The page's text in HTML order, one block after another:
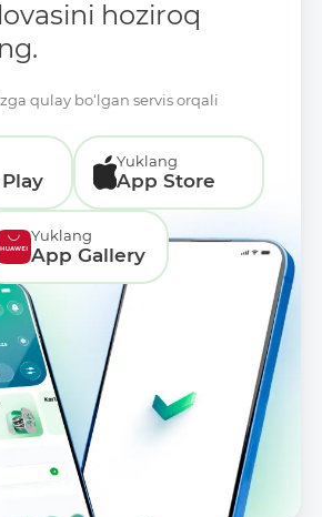
open_data/rates/json/
open_data/rates/xml/
open_data/rates/csv/
CSV
birinchi
hoziroq
qulay bo‘lgan servis orqali
Yuklang
App Store
Yuklang
App Gallery